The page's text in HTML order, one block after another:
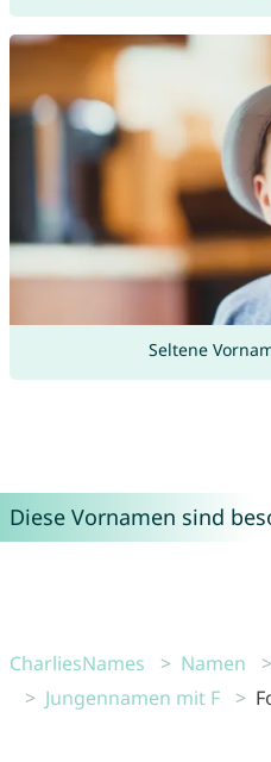
Seltene
Diese Vornamen sind
CharliesNames Namen
Jungennamen mit F